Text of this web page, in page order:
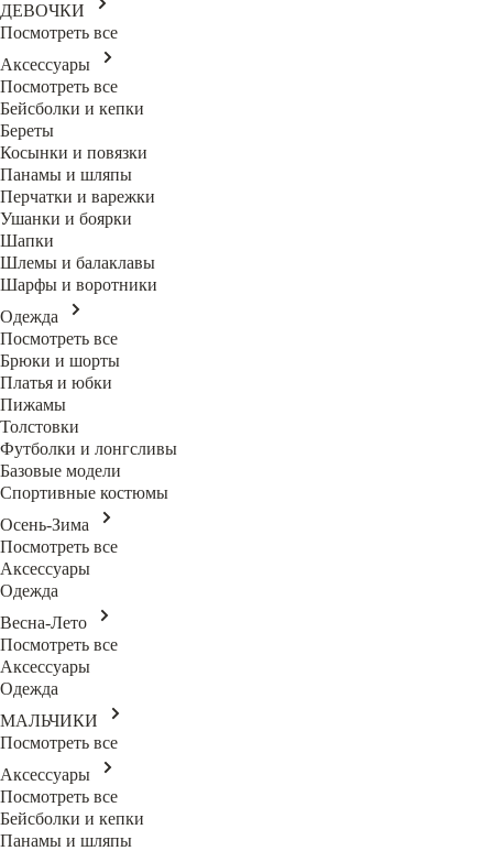
ДЕВОЧКИ
Посмотреть все
Аксессуары
Посмотреть все
Бейсболки и кепки
Береты
Косынки и повязки
Панамы и шляпы
Перчатки и варежки
Ушанки и боярки
Шапки
Шлемы и балаклавы
Шарфы и воротники
Одежда
Посмотреть все
Брюки и шорты
Платья и юбки
Пижамы
Толстовки
Футболки и лонгсливы
Базовые модели
Спортивные костюмы
Осень-Зима
Посмотреть все
Аксессуары
Одежда
Весна-Лето
Посмотреть все
Аксессуары
Одежда
МАЛЬЧИКИ
Посмотреть все
Аксессуары
Посмотреть все
Бейсболки и кепки
Панамы и шляпы